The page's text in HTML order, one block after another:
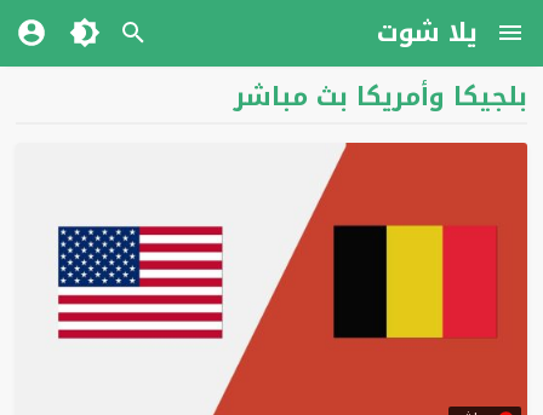
يلا شوت
بلجيكا وأمريكا بث مباشر